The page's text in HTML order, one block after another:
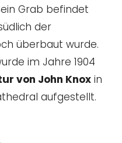
Grab befindet
der
überbaut wurde.
im Jahre 1904
von John Knox in
aufgestellt.